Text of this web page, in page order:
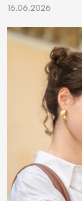
16.06.2026